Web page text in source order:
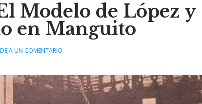
Modelo de López y
en Manguito
DEJA UN COMENTARIO